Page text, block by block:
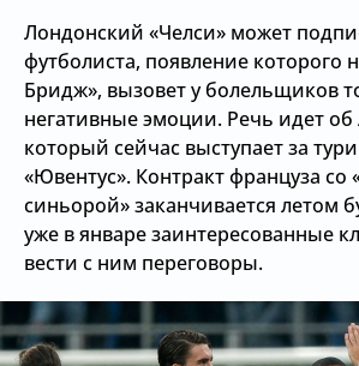
Лондонский «Челси» может
футболиста, появление которого
Бридж», вызовет у болельщиков
негативные эмоции. Речь идет
который сейчас выступает за
«Ювентус». Контракт француза со
синьорой» заканчивается летом
уже в январе заинтересованные
вести с ним переговоры.
О сайте
Контакты